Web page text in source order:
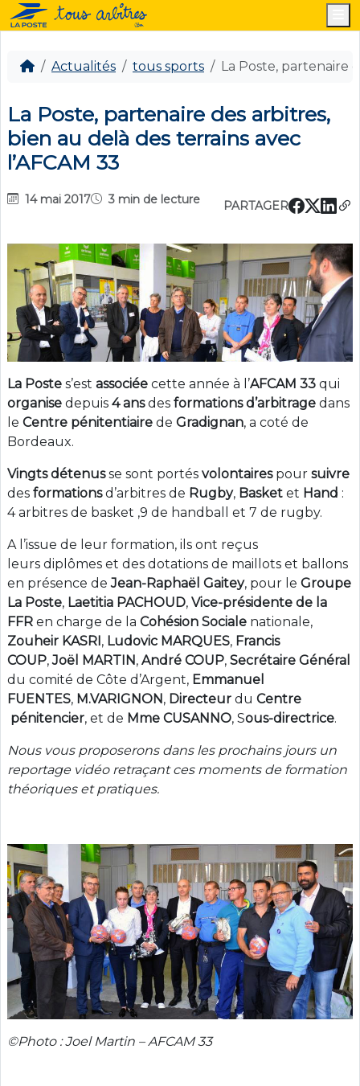
Actualités tous sports La Poste, partenaire
La Poste, partenaire des arbitres,
bien au delà des terrains avec
l’AFCAM 33
14 mai 2017 3 min de lecture PARTAGER
La Poste s’est associée cette année à l’AFCAM 33 qui
organise depuis 4 ansdes formations d’arbitrage dans
le Centre pénitentiaire de Gradignan, a coté de
Bordeaux.
Vingts détenusse sont portés volontairespour suivre
des formationsd’arbitres de Rugby, Basket et Hand :
4 arbitres de basket ,9 de handball et 7 de rugby.
A l’issue de leur formation, ils ont reçus
leurs diplômes et des dotations de maillots et ballons
en présence deJean-Raphaël Gaitey, pour le Groupe
La Poste, Laetitia PACHOUD, Vice-présidente de la
FFR en charge de la Cohésion Sociale nationale,
Zouheir KASRI, Ludovic MARQUES, Francis
COUP,Joël MARTIN, André COUP, Secrétaire Général
du comité de Côte d’Argent, Emmanuel
FUENTES, M.VARIGNON, Directeur du Centre
pénitencier, et de Mme CUSANNO, Sous-directrice.
Nous vous proposerons dans les prochains jours un
reportage vidéo retraçant ces moments de formation
théoriques et pratiques.
©Photo : Joel Martin – AFCAM 33